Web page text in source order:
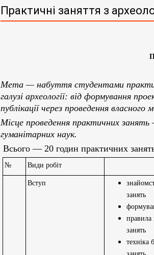
Практичні заняття з
Мета — набуття студентами
галузі археології: від формування
публікації через проведення власного
Місце проведення практичних
гуманітарних наук.
Всього — 20 годин практичних
№ Види робіт
Вступ
занять
правила
занять
техніка